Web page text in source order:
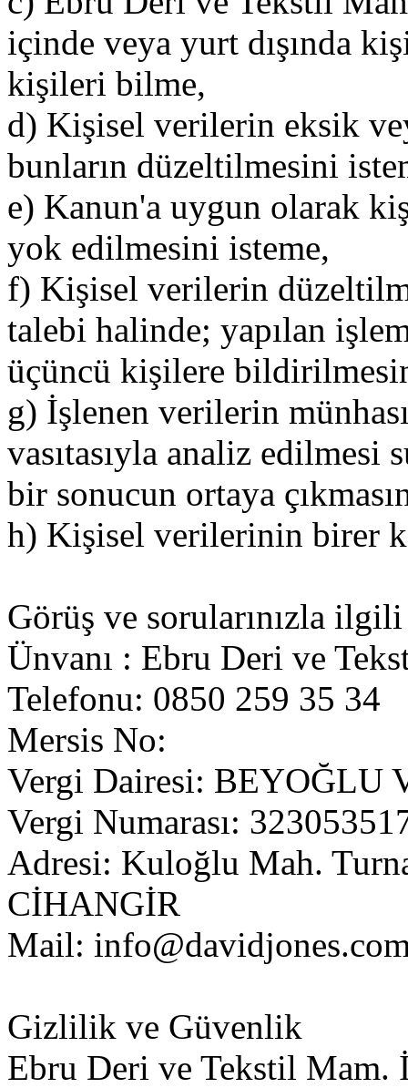
içinde veya yurt dışında
kişileri bilme,
d) Kişisel verilerin eksik
bunların düzeltilmesini
e) Kanun'a uygun olarak
yok edilmesini isteme,
f) Kişisel verilerin
talebi halinde; yapılan
üçüncü kişilere
g) İşlenen verilerin
vasıtasıyla analiz
bir sonucun ortaya
h) Kişisel verilerinin birer
Görüş ve sorularınızla
Ünvanı : Ebru Deri ve
Telefonu: 0850 259 35 34
Mersis No:
Vergi Dairesi: BEYOĞLU
Vergi Numarası:
Adresi: Kuloğlu Mah.
CİHANGİR
Mail:
Gizlilik ve Güvenlik
Ebru Deri ve Tekstil Mam.